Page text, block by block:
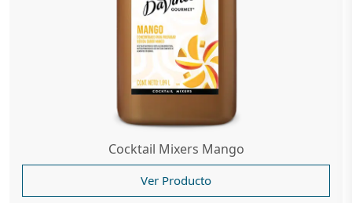
Cocktail Mixers Mango
Ver Producto